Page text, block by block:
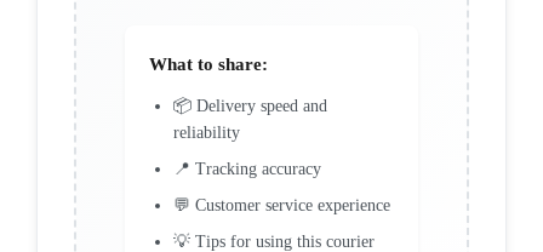
What to share:
📦 Delivery speed and
reliability
📍 Tracking accuracy
💬 Customer service experience
💡 Tips for using this courier